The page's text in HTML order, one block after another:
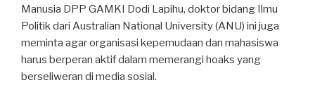
Manusia DPP GAMKI Dodi Lapihu, doktor bidang Ilmu
Politik dari Australian National University (ANU) ini juga
meminta agar organisasi kepemudaan dan mahasiswa
harus berperan aktif dalam memerangi hoaks yang
berseliweran di media sosial.